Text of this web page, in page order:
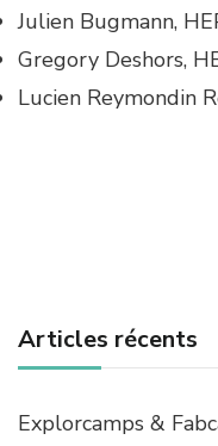
Julien Bugmann,
Gregory Deshors,
Lucien Reymondin
Articles récents
Explorcamps &